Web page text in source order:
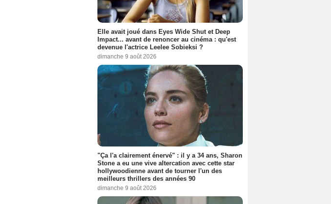
Elle avait joué dans Eyes Wide Shut et Deep
Impact... avant de renoncer au cinéma : qu'est
devenue l'actrice Leelee Sobieksi ?
dimanche 9 août 2026
"Ça l'a clairement énervé" : il y a 34 ans, Sharon
Stone a eu une vive altercation avec cette star
hollywoodienne avant de tourner l'un des
meilleurs thrillers des années 90
dimanche 9 août 2026